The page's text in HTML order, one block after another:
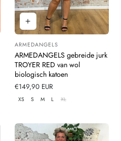
Leverancier:
ARMEDANGELS
ARMEDANGELS gebreide jurk
TROYER RED van wol
biologisch katoen
Normale
prijs
€149,90 EUR
XS S M L XL